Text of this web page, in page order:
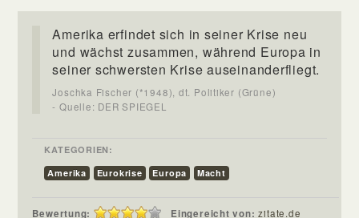
Amerika erfindet sich in seiner Krise neu
und wächst zusammen, während Europa in
seiner schwersten Krise auseinanderfliegt.
Joschka Fischer (*1948), dt. Politiker (Grüne)
- Quelle: DER SPIEGEL
KATEGORIEN:
Amerika
Eurokrise Europa Macht
Bewertung: Eingereicht von:zitate.de